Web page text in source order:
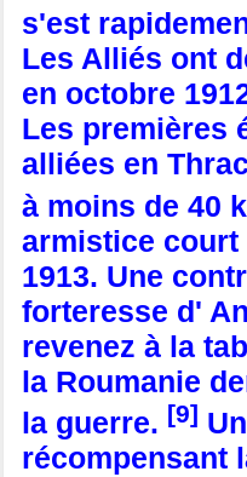
s'est
Les Alliés ont
en octobre
Les premières
alliées en
à moins de 40
armistice court
1913. Une
forteresse d'
revenez à la
la Roumanie
la guerre. [9]
récompensant